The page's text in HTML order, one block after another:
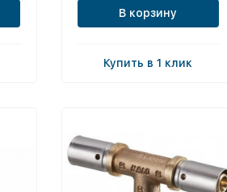
В корзину
Купить в 1 клик